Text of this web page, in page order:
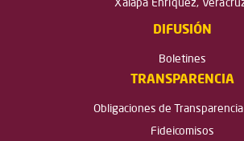
Xalapa Enríquez,
DIFUSIÓN
Boletines
TRANSPARENCIA
Obligaciones de
Fideicomisos